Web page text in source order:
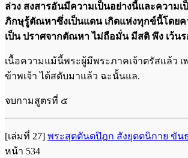
ล่วง สงสารอันมีความเป็นอย่างนี้และความเ
ภิกษุรู้ตัณหาซึ่งเป็นแดน เกิดแห่งทุกข์นี้โดยค
เป็น ปราศจากตัณหา ไม่ถือมั่น มีสติ พึง เว้น
เนื้อความแม้นี้พระผู้มีพระภาคเจ้าตรัสแล้ว เ
ข้าพเจ้า ได้สดับมาแล้ว ฉะนั้นแล.
จบกามสูตรที่ ๕
[เล่มที่ 27] พระสุตตันตปิฎก สังยุตตนิกาย ขัน
หน้า 534